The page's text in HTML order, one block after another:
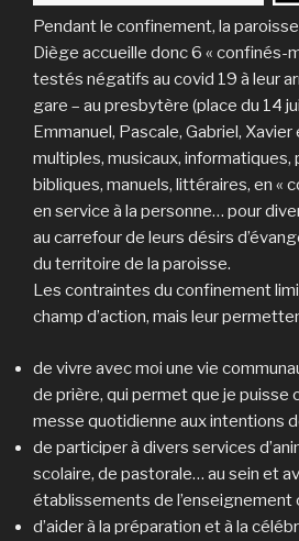
Pendant le confinement, la
Diège accueille donc 6 « confinés-
testés négatifs au covid 19 à leur
gare – au presbytère (place du 14
Emma­nuel, Pascale, Gabriel,
multiples, musicaux,
bibliques, manuels, littéraires, en «
en service à la personne… pour
au carrefour de leurs désirs
du territoire de la paroisse.
Les contraintes du confinement
champ d’action, mais leur
de vivre avec moi une vie
de prière, qui permet que je puisse
messe quotidienne aux intentions
de participer à divers services
scolaire, de pastorale… au sein et
établissements de l’enseignement
d’aider à la préparation et à la